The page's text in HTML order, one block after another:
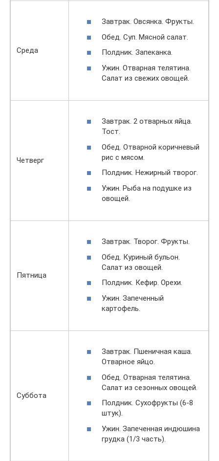
Среда
Завтpaк. Овсянка. Фрукты.
Обед. Суп. Мясной салат.
Полдник. Запеканка.
Ужин. Отварная телятина.
Салат из свежих овощей.
Четверг
Завтpaк. 2 отварных яйца.
Тост.
Обед. Отварной коричневый
рис с мясом.
Полдник. Нежирный творог.
Ужин. Рыба на подушке из
овощей.
Пятница
Завтpaк. Творог. Фрукты.
Обед. Куриный бульон.
Салат из овощей.
Полдник. Кефир. Орехи.
Ужин. Запеченный
картофель.
Суббота
Завтpaк. Пшеничная каша.
Отварное яйцо.
Обед. Отварная телятина.
Салат из сезонных овощей.
Полдник. Сухофрукты (6-8
штук).
Ужин. Запеченная индюшина
грудка (1/3 часть).